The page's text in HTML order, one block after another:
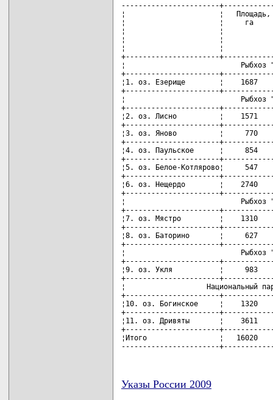
-----------------------
¦                      ¦   Площадь,  ¦
¦                      ¦     га
¦                      ¦             ¦
¦                      ¦             ¦
¦                      ¦
+----------------------
¦                           Рыбхоз
+----------------------
¦1. оз. Езерище        ¦
+----------------------
¦                           Рыбхоз
+----------------------
¦2. оз. Лисно          ¦
+----------------------
¦3. оз. Яново          ¦
+----------------------
¦4. оз. Паульское      ¦
+----------------------
¦5. оз. Белое-Котлярово¦
+----------------------
¦6. оз. Нещердо        ¦
+----------------------
¦                           Рыбхоз
+----------------------
¦7. оз. Мястро         ¦
+----------------------
¦8. оз. Баторино       ¦
+----------------------
¦                           Рыбхоз
+----------------------
¦9. оз. Укля           ¦
+----------------------
¦                   Национальный
+----------------------
¦10. оз. Богинское     ¦
+----------------------
¦11. оз. Дривяты       ¦
+----------------------
¦Итого                 ¦   16020
-----------------------
Указы России 2009